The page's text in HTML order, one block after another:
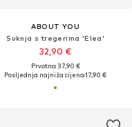
ABOUT YOU
Suknja s tregerima 'Elea'
32,90 €
Prvotno: 37,90 €
Posljednja najniža cijena:17,90 €